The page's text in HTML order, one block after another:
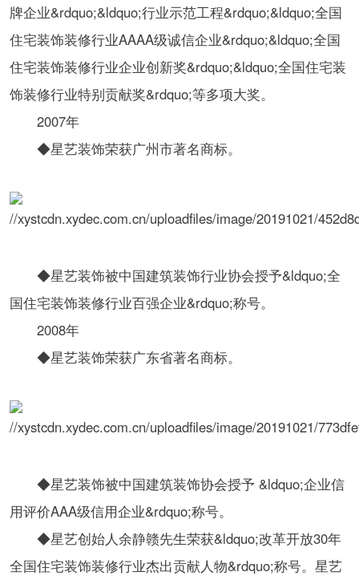
牌企业&rdquo;&ldquo;行业示范工程&rdquo;&ldquo;全国
住宅装饰装修行业AAAA级诚信企业&rdquo;&ldquo;全国
住宅装饰装修行业企业创新奖&rdquo;&ldquo;全国住宅装
饰装修行业特别贡献奖&rdquo;等多项大奖。
2007年
◆星艺装饰荣获广州市著名商标。
◆星艺装饰被中国建筑装饰行业协会授予&ldquo;全
国住宅装饰装修行业百强企业&rdquo;称号。
2008年
◆星艺装饰荣获广东省著名商标。
◆星艺装饰被中国建筑装饰协会授予 &ldquo;企业信
用评价AAA级信用企业&rdquo;称号。
◆星艺创始人余静赣先生荣获&ldquo;改革开放30年
全国住宅装饰装修行业杰出贡献人物&rdquo;称号。星艺